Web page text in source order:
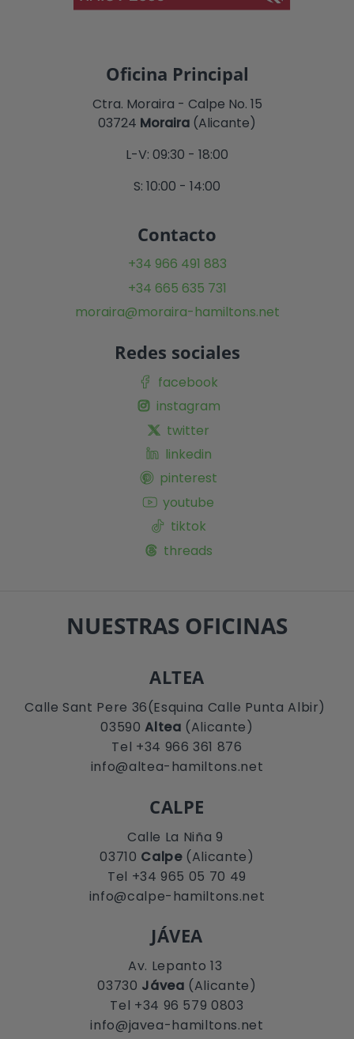
Oficina Principal
Ctra. Moraira - Calpe No. 15
03724 Moraira (Alicante)
L-V: 09:30 - 18:00
S: 10:00 - 14:00
Contacto
+34 966 491 883
+34 665 635 731
moraira@moraira-hamiltons.net
Redes sociales
facebook
instagram
twitter
linkedin
pinterest
youtube
tiktok
threads
NUESTRAS OFICINAS
ALTEA
Calle Sant Pere 36(Esquina Calle Punta Albir)
03590Altea (Alicante)
Tel +34 966 361 876
info@altea-hamiltons.net
CALPE
Calle La Niña 9
03710 Calpe(Alicante)
Tel +34 965 05 70 49
info@calpe-hamiltons.net
JÁVEA
Av. Lepanto 13
03730 Jávea (Alicante)
Tel +34 96 579 0803
info@javea-hamiltons.net